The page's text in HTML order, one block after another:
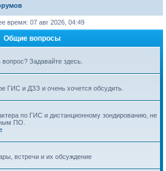
время: 07 авг 2026, 04:49
Общие вопросы
вопрос? Задавайте здесь.
ГИС и ДЗЗ и очень хочется обсудить.
по ГИС и дистанционному зондированию, не
ПО.
встречи и их обсуждение